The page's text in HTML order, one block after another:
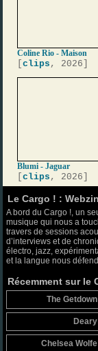
Coline Rio - Maison
[clips , 2026]
Blumi - Jaguar
[clips , 2026]
Le Cargo ! :
A bord du Cargo !, un
musique qui nous a
travers de sessions
d’interviews et de
électro, jazz,
et la langue nous
Récemment sur le
The Getdown
Deary
Chelsea Wolfe